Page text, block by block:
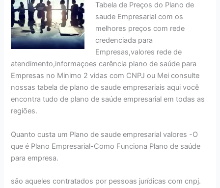
Tabela de Preços do Plano de
saude Empresarial com os
melhores preços com rede
credenciada para
Empresas,valores rede de
atendimento,informaçoes carência plano de saúde para
Empresas no Minimo 2 vidas com CNPJ ou Mei consulte
nossas tabela de plano de saude empresariais aqui você
encontra tudo de plano de saúde empresarial em todas as
regiões.
Quanto custa um Plano de saude empresarial valores -O
que é Plano Empresarial-Como Funciona Plano de saúde
para empresa.
são aqueles contratados por pessoas jurídicas com cnpj.